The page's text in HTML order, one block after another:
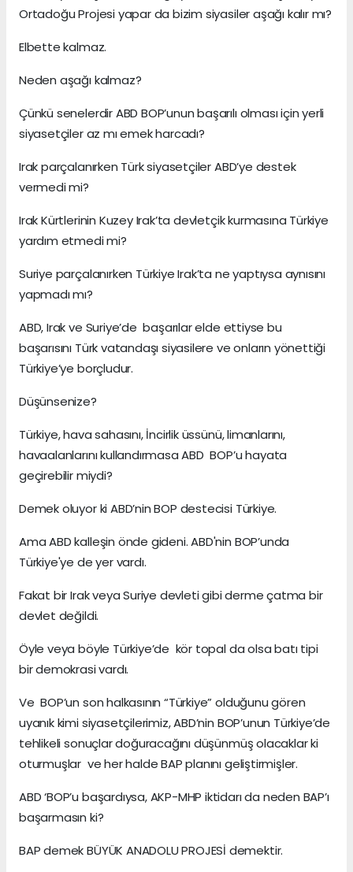
Ortadoğu Projesi yapar da bizim siyasiler aşağı kalır mı?
Elbette kalmaz.
Neden aşağı kalmaz?
Çünkü senelerdir ABD BOP’unun başarılı olması için yerli
siyasetçiler az mı emek harcadı?
Irak parçalanırken Türk siyasetçiler ABD’ye destek
vermedi mi?
Irak Kürtlerinin Kuzey Irak’ta devletçik kurmasına Türkiye
yardım etmedi mi?
Suriye parçalanırken Türkiye Irak’ta ne yaptıysa aynısını
yapmadı mı?
ABD, Irak ve Suriye’de başarılar elde ettiyse bu
başarısını Türk vatandaşı siyasilere ve onların yönettiği
Türkiye’ye borçludur.
Düşünsenize?
Türkiye, hava sahasını, İncirlik üssünü, limanlarını,
havaalanlarını kullandırmasa ABD BOP’u hayata
geçirebilir miydi?
Demek oluyor ki ABD’nin BOP destecisi Türkiye.
Ama ABD kalleşin önde gideni. ABD'nin BOP’unda
Türkiye'ye de yer vardı.
Fakat bir Irak veya Suriye devleti gibi derme çatma bir
devlet değildi.
Öyle veya böyle Türkiye’de kör topal da olsa batı tipi
bir demokrasi vardı.
Ve BOP’un son halkasının “Türkiye” olduğunu gören
uyanık kimi siyasetçilerimiz, ABD’nin BOP’unun Türkiye’de
tehlikeli sonuçlar doğuracağını düşünmüş olacaklar ki
oturmuşlar ve her halde BAP planını geliştirmişler.
ABD ‘BOP’u başardıysa, AKP-MHP iktidarı da neden BAP’ı
başarmasın ki?
BAP demek BÜYÜK ANADOLU PROJESİ demektir.